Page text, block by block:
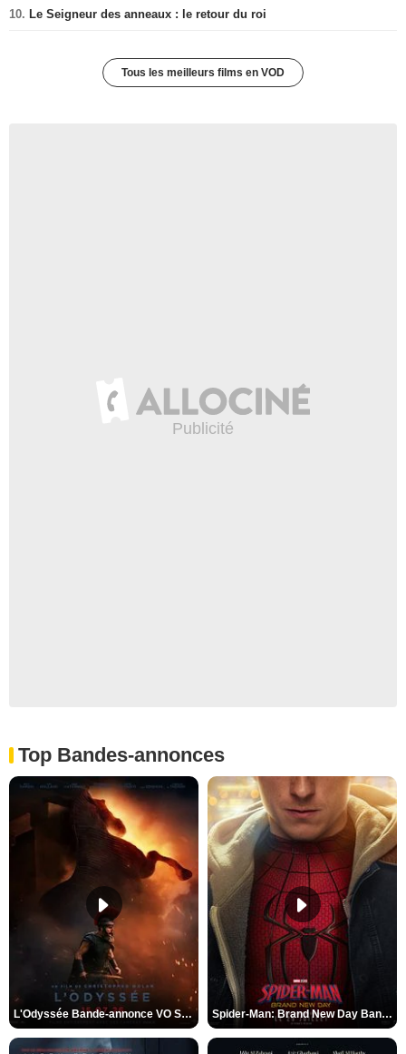
10. Le Seigneur des anneaux : le retour du roi
Tous les meilleurs films en VOD
Top Bandes-annonces
L'Odyssée Bande-annonce VO STFR Spider-Man: Brand New Day Bande-annonce VO STFR